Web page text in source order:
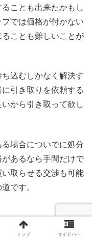
ことも出来たかもし
では価格が付かない
ことも難しいことが
込むしかなく解決す
引き取りを依頼する
から引き取って欲し
場合についでに処分
あるなら手間だけで
取らせる交渉も可能
です。
式である程度、特定
トップ サイドバー